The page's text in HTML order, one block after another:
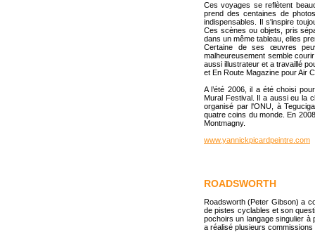
Ces voyages se reflètent
prend des centaines de
indispensables. Il s'inspire
Ces scènes ou objets, pris
dans un même tableau, elles
Certaine de ses œuvres
malheureusement semble
aussi illustrateur et a travaillé
et En Route Magazine pour Air
A l’été 2006, il a été choisi
Mural Festival. Il a aussi eu la
organisé par l'ONU, à
quatre coins du monde. En
Montmagny.
www.yannickpicardpeintre.com
ROADSWORTH
Roadsworth (Peter Gibson) a
de pistes cyclables et son
pochoirs un langage singulier à
a réalisé plusieurs commissions